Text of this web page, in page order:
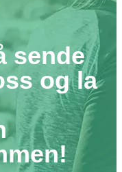
sende
og la